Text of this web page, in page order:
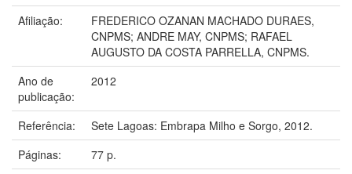
Afiliação:
FREDERICO OZANAN MACHADO DURAES,
CNPMS; ANDRE MAY, CNPMS; RAFAEL
AUGUSTO DA COSTA PARRELLA, CNPMS.
Ano de
publicação:
2012
Referência:
Sete Lagoas: Embrapa Milho e Sorgo, 2012.
Páginas:
77 p.